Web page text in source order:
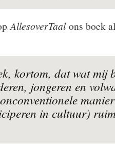
AllesoverTaalons boek
kortom, dat wat mij
jongeren en
in cultuur)